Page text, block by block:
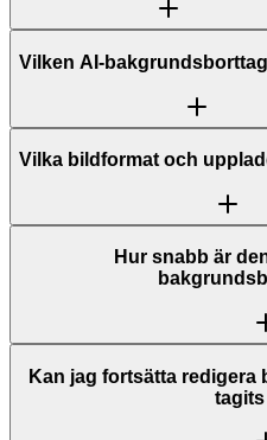
Vilken AI-
Vilka bildformat och
Hur snabb är
Kan jag fortsätta redigera